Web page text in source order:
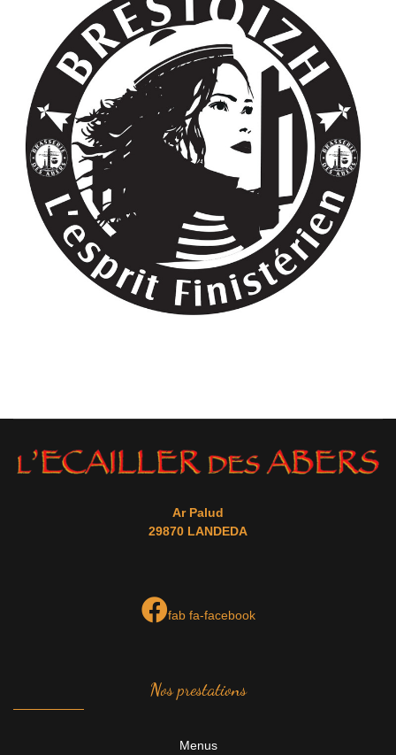
Ar Palud
29870 LANDEDA
fab fa-facebook
Nos prestations
Menus